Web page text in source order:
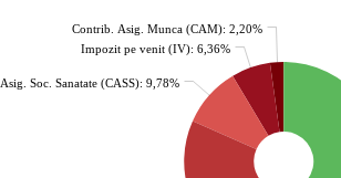
Asig. Soc. Sanatate (CASS): 9,78%
Impozit pe venit (IV): 6,36%
Contrib. Asig. Munca (CAM): 2,20%